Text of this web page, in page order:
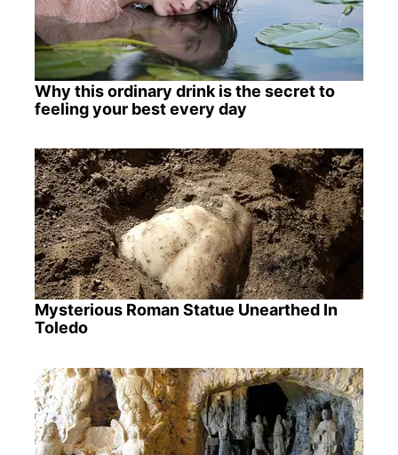
Why this ordinary drink is the secret to
feeling your best every day
Mysterious Roman Statue Unearthed In
Toledo